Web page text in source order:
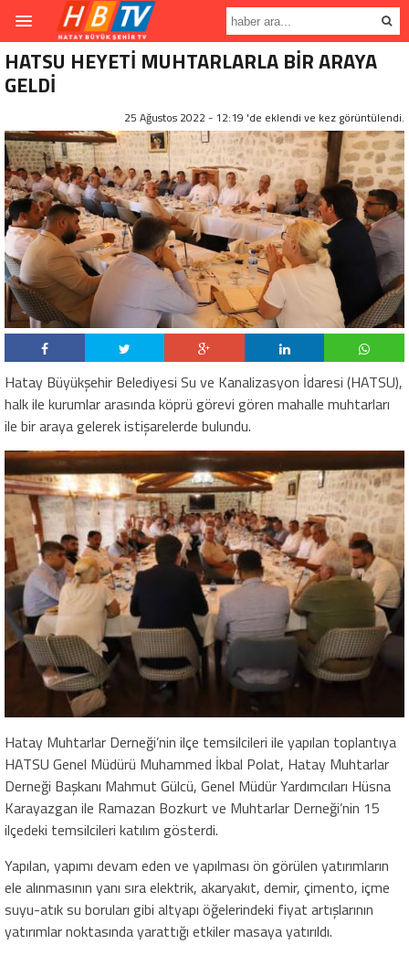
HATSU HEYETİ MUHTARLARLA BİR ARAYA
GELDİ
25 Ağustos 2022 - 12:19 'de eklendi ve kez görüntülendi.
Hatay Büyükşehir Belediyesi Su ve Kanalizasyon İdaresi (HATSU),
halk ile kurumlar arasında köprü görevi gören mahalle muhtarları
ile bir araya gelerek istişarelerde bulundu.
Hatay Muhtarlar Derneği’nin ilçe temsilcileri ile yapılan toplantıya
HATSU Genel Müdürü Muhammed İkbal Polat, Hatay Muhtarlar
Derneği Başkanı Mahmut Gülcü, Genel Müdür Yardımcıları Hüsna
Karayazgan ile Ramazan Bozkurt ve Muhtarlar Derneği’nin 15
ilçedeki temsilcileri katılım gösterdi.
Yapılan, yapımı devam eden ve yapılması ön görülen yatırımların
ele alınmasının yanı sıra elektrik, akaryakıt, demir, çimento, içme
suyu-atık su boruları gibi altyapı öğelerindeki fiyat artışlarının
yatırımlar noktasında yarattığı etkiler masaya yatırıldı.